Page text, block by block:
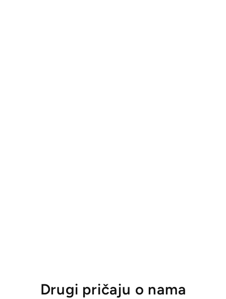
Drugi pričaju o nama